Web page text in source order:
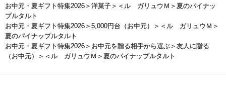
お中元・夏ギフト特集2026 ＞ 洋菓子 ＞＜ル ガリュウＭ＞夏のパイナッ
プルタルト
お中元・夏ギフト特集2026 ＞ 5,000円台（お中元）
＞＜ル ガリュウＭ＞
夏のパイナップルタルト
お中元・夏ギフト特集2026 ＞ お中元を贈る相手から選ぶ ＞ 友人に贈る
（お中元）
＞＜ル ガリュウＭ＞夏のパイナップルタルト